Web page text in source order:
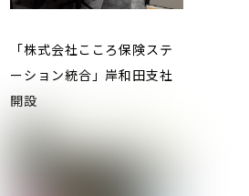
「株式会社こころ保険ステ
ーション統合」岸和田支社
開設